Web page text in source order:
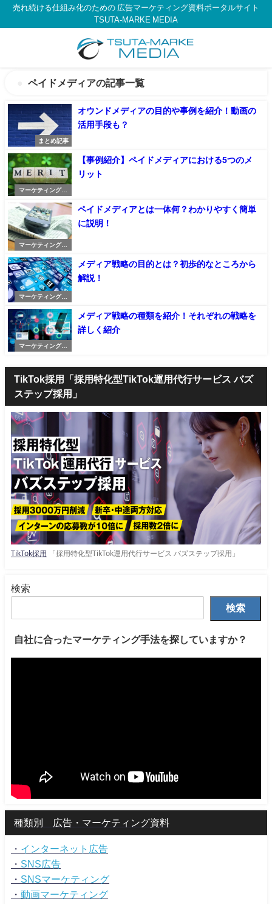
売れ続ける仕組み化のための 広告マーケティング資料ポータルサイト
TSUTA-MARKE MEDIA
ペイドメディアの記事一覧
まとめ記事
オウンドメディアの目的や事例を紹介！動画の
活用手段も？
マーケティングの
【事例紹介】ペイドメディアにおける5つのメ
リット
マーケティングの
ペイドメディアとは一体何？わかりやすく簡単
に説明！
マーケティングの
メディア戦略の目的とは？初歩的なところから
解説！
マーケティングの
メディア戦略の種類を紹介！それぞれの戦略を
詳しく紹介
TikTok採用「採用特化型TikTok運用代行サービス バズ
ステップ採用」
TikTok採用 「採用特化型TikTok運用代行サービス バズステップ採用」
検索
検索
自社に合ったマーケティング手法を探していますか？
種類別 広告・マーケティング資料
・ インターネット広告
・ SNS広告
・ SNSマーケティング
・ 動画マーケティング